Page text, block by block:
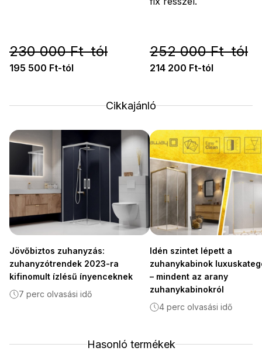
230 000 Ft-tól
195 500 Ft-tól
252 000 Ft-tól
214 200 Ft-tól
Cikkajánló
Jövőbiztos zuhanyzás:
zuhanyzótrendek 2023-ra
kifinomult ízlésű ínyenceknek
7 perc olvasási idő
Idén szintet lépett a
zuhanykabinok
– mindent az arany
zuhanykabinokról
4 perc olvasási idő
Hasonló termékek